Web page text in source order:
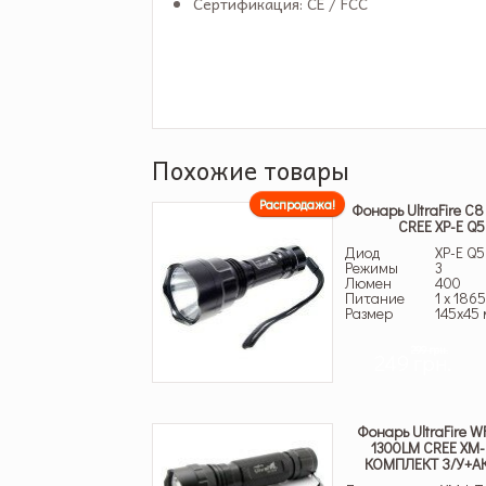
Похожие товары
Распродажа! Фонарь UltraFire
CREE XP-E Q5
Диод
XP-E Q5
Режимы 3
Люмен 400
Питание 1 x
Размер
Фонарь UltraFire
1300LM CREE
КОМПЛЕКТ З/